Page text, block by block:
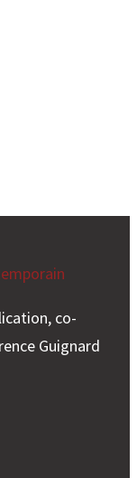
co-
Guignard